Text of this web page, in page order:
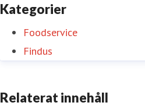
Kategorier
Foodservice
Findus
Relaterat innehåll